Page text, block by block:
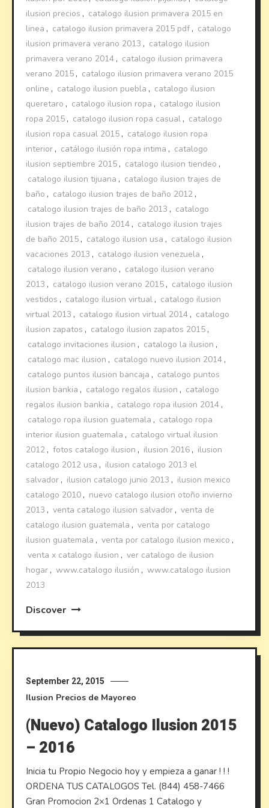
ilusion precios , catalogo ilusion primavera 2015 en
linea , catalogo ilusion primavera 2015 pdf , catalogo
ilusion primavera verano 2013 , catalogo ilusion
primavera verano 2014 , catalogo ilusion primavera
verano 2015 , catalogo ilusion primavera verano 2015
online , catalogo ilusion puebla , catalogo ilusion
queretaro , catalogo ilusion ropa , catalogo ilusion
ropa 2015 , catalogo ilusion ropa casual , catalogo
ilusion ropa casual 2015 , catalogo ilusion ropa
interior , catálogo ilusión ropa intima , catalogo
ilusion septiembre 2015 , catalogo ilusion tiendeo ,
catalogo ilusion tijuana , catalogo ilusion trajes de
baño , catalogo ilusion trajes de baño 2012 ,
catalogo ilusion trajes de baño 2013 , catalogo
ilusion trajes de baño 2014 , catalogo ilusion trajes
de baño 2015 , catalogo ilusion usa , catalogo ilusion
vacaciones 2013 , catalogo ilusion venezuela ,
catalogo ilusion verano , catalogo ilusion verano
2013 , catalogo ilusion verano 2015 , catalogo ilusion
vestidos , catalogo ilusion virtual , catalogo ilusion
virtual 2013 , catalogo ilusion virtual 2014 , catalogo
ilusion zapatos , catalogo ilusion zapatos 2015 ,
catalogo invitaciones ilusion , catalogo la ilusion ,
catalogo mac ilusion , catalogo nuevo ilusion 2014 ,
catalogo puntos ilusion bancaja , catalogo puntos
ilusion bankia , catalogo regalos ilusion , catalogo
regalos ilusion bankia , catalogo ropa ilusion 2014 ,
catalogo ropa ilusion guatemala , catalogo ropa
interior ilusion guatemala , catalogo virtual ilusion
2012 , fotos catalogo ilusion , ilusion 2016 , ilusion
catalogo 2012 usa , ilusion catalogo 2013 el
salvador , ilusion catalogo junio 2013 , ilusion mexico
catalogo 2010 , nuevo catalogo ilusion otoño invierno
2013 , venta catalogo ilusion salvador , venta de
catalogo ilusion guatemala , venta por catalogo
ilusion guatemala , venta por catalogo ilusion mexico ,
venta x catalogo ilusion , ver catalogo de ilusion
hogar , www.catalogo ilusión , www.catalogo ilusion
2013
Discover
September 22, 2015
Ilusion Precios de Mayoreo
(Nuevo) Catalogo Ilusion 2015
– 2016
Inicia tu Propio Negocio hoy y empieza a ganar ! ! !
ORDENA TUS CATALOGOS Tel. (844) 458-7466
Gran Promocion 2×1 Ordenas 1 Catalogo y